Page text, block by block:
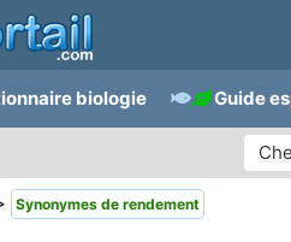
biologie Guide
Synonymes de rendement